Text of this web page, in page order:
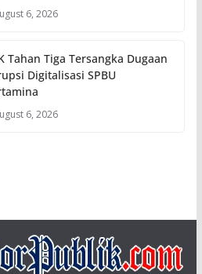
6, 2026
Tahan Tiga Tersangka Dugaan
Digitalisasi SPBU
6, 2026